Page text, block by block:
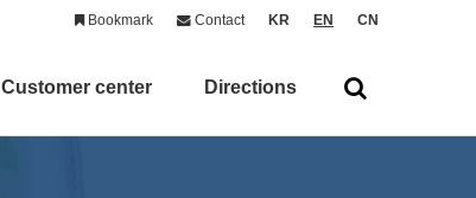
CN
EN
KR
Contact
Bookmark
Customer center Directions